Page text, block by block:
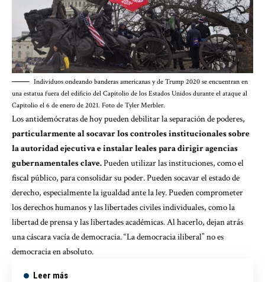
Individuos ondeando banderas americanas y de Trump 2020 se encuentran en
una estatua fuera del edificio del Capitolio de los Estados Unidos durante el ataque al
Capitolio el 6 de enero de 2021. Foto de Tyler Merbler.
Los antidemócratas de hoy pueden debilitar la separación de poderes,
particularmente al socavar los controles institucionales sobre
la autoridad ejecutiva e instalar leales para dirigir agencias
gubernamentales clave.Pueden utilizar las instituciones, como el
fiscal público, para consolidar su poder. Pueden socavar el estado de
derecho, especialmente la igualdad ante la ley. Pueden comprometer
los derechos humanos y las libertades civiles individuales, como la
libertad de prensa ylas libertades académicas.Al hacerlo, dejan atrás
una cáscara vacía de democracia. “La democracia iliberal” no es
democracia en absoluto.
Leer más